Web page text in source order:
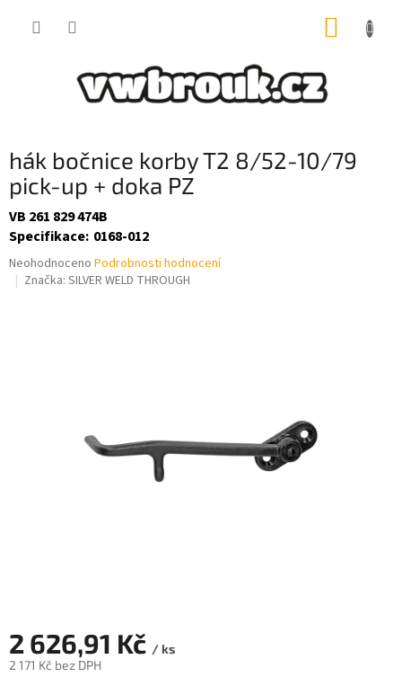
hák bočnice korby T2 8/52-10/79
pick-up + doka PZ
VB 261 829 474B
Specifikace: 0168-012
Průměrné
hodnocení
Neohodnoceno Podrobnosti hodnocení
Značka: SILVER WELD THROUGH
2 626,91 Kč / ks
2 171 Kč bez DPH